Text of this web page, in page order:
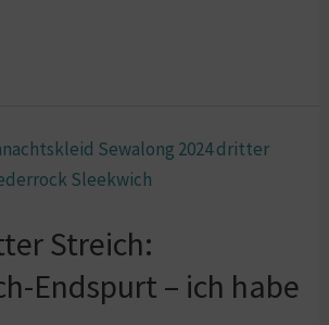
Streich:
Endspurt – ich habe